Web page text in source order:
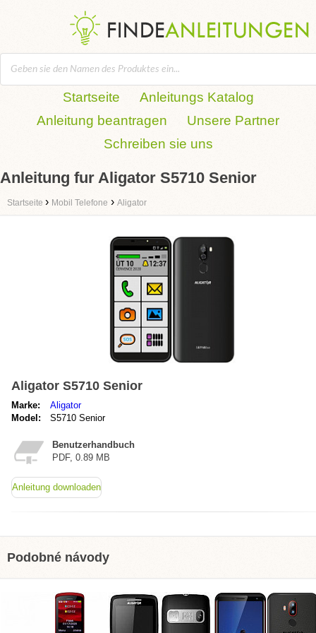
Startseite
Anleitungs Katalog
Anleitung beantragen
Unsere Partner
Schreiben sie uns
Anleitung fur Aligator S5710 Senior
Startseite › Mobil Telefone › Aligator
Aligator S5710 Senior
Marke:
Aligator
Model:
S5710 Senior
Benutzerhandbuch
PDF, 0.89 MB
Anleitung downloaden
Podobné návody